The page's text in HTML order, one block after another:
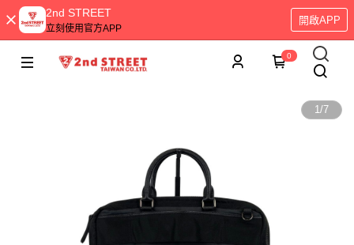
2nd STREET
立刻使用官方APP
開啟APP
0
1/7